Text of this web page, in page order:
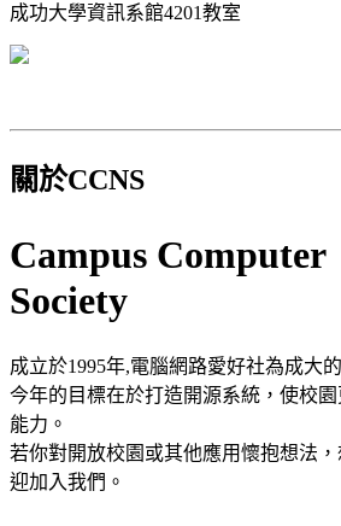
成功大學資訊系館4201教室
關於CCNS
Campus
Society
成立於1995年,電腦網路愛好社為成大
今年的目標在於打造開源系統，使校
能力。
若你對開放校園或其他應用懷抱想法
迎加入我們。